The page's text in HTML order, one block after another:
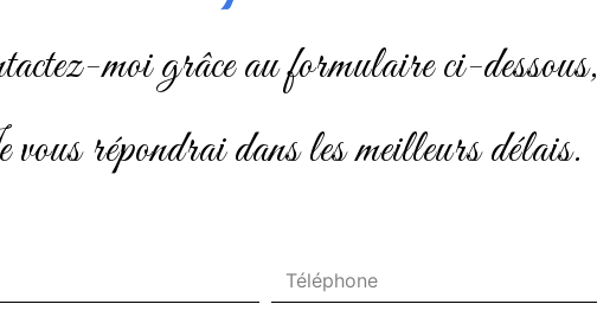
moi grâce au formulaire ci-dessous,
je vous répondrai dans les meilleurs délais.